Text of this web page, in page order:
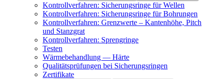
Kontrollverfahren: Sicherungsringe für Wellen
Kontrollverfahren: Sicherungsringe für Bohrungen
Kontrollverfahren: Grenzwerte – Kantenhöhe, Pitch
und Stanzgrat
Kontrollverfahren: Sprengringe
Testen
Wärmebehandlung — Härte
Qualitätsprüfungen bei Sicherungsringen
Zertifikate